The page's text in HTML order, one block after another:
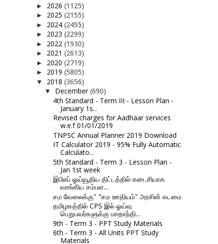
► 2026 (1125)
► 2025 (2155)
► 2024 (2455)
► 2023 (2299)
► 2022 (1930)
► 2021 (2613)
► 2020 (2719)
► 2019 (5805)
▼ 2018 (3656)
▼ December(690)
4th Standard - Term III - Lesson Plan -
January 1s...
Revised charges for Aadhaar services
w.e.f 01/01/2019
TNPSC Annual Planner 2019 Download
IT Calculator 2019 - 95% Fully Automatic
Calculato...
5th Standard - Term 3 - Lesson Plan -
Jan 1st week
இபிஎப் ஓய்வூதிய திட்டத்தில் கடைசியாக
வாங்கிய சம்பள...
சம வேலைக்கு" "சம ஊதியம்" அரசின் கடமை
தமிழகத்தில் CPS இல் ஓய்வு
பெறுபவர்களுக்கு மாதாந்தி...
9th - Term 3 - PPT Study Materials
6th - Term 3 - All Units PPT Study
Materials